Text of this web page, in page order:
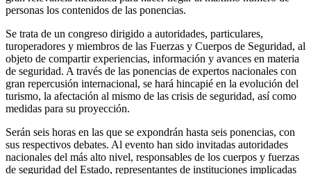
personas los contenidos de las ponencias.
Se trata de un congreso dirigido a autoridades, particulares,
turoperadores y miembros de las Fuerzas y Cuerpos de Seguridad, al
objeto de compartir experiencias, información y avances en materia
de seguridad. A través de las ponencias de expertos nacionales con
gran repercusión internacional, se hará hincapié en la evolución del
turismo, la afectación al mismo de las crisis de seguridad, así como
medidas para su proyección.
Serán seis horas en las que se expondrán hasta seis ponencias, con
sus respectivos debates. Al evento han sido invitadas autoridades
nacionales del más alto nivel, responsables de los cuerpos y fuerzas
de seguridad del Estado, representantes de instituciones implicadas